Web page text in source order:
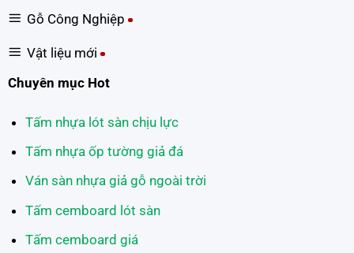
Gỗ Công Nghiệp
Vật liệu mới
Chuyên mục Hot
Tấm nhựa lót sàn chịu lực
Tấm nhựa ốp tường giả đá
Ván sàn nhựa giả gỗ ngoài trời
Tấm cemboard lót sàn
Tấm cemboard giá